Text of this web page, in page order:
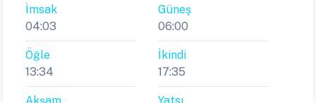
İmsak
04:03
Güneş
06:00
Öğle
13:34
İkindi
17:35